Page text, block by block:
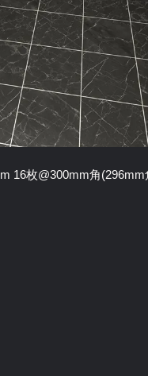
16枚@300mm角(296mm